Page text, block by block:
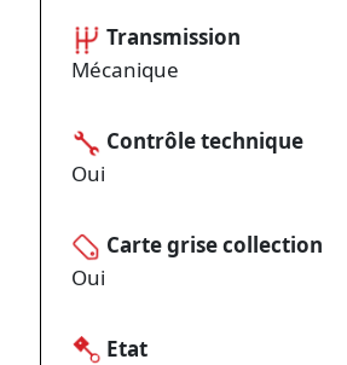
Transmission
Mécanique
Contrôle technique
Oui
Carte grise collection
Oui
Etat